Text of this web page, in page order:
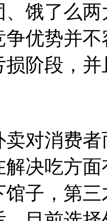
、饿了么
争优势并
损阶段，
消费者
决吃方
馆子，第